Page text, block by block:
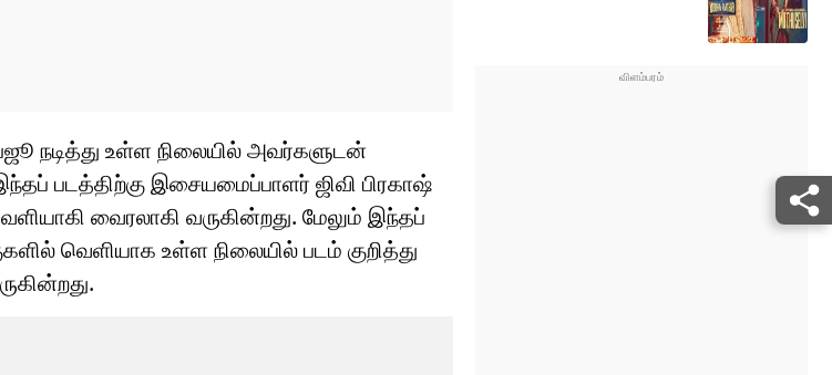
நடித்து உள்ள நிலையில் அவர்களுடன்
படத்திற்கு இசையமைப்பாளர் ஜிவி பிரகாஷ்
வைரலாகி வருகின்றது. மேலும் இந்தப்
வெளியாக உள்ள நிலையில் படம் குறித்து